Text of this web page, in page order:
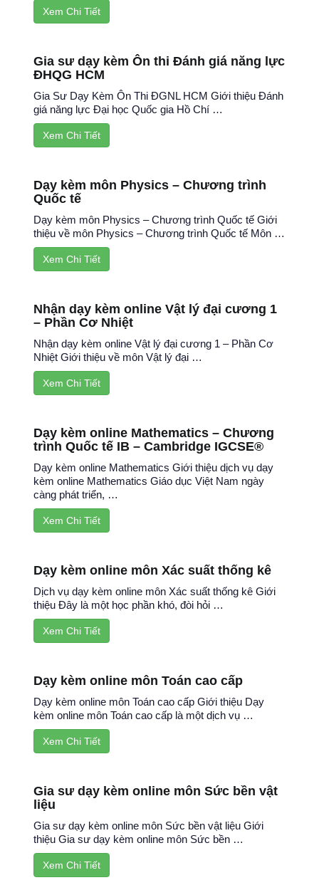
Xem Chi Tiết
Gia sư dạy kèm Ôn thi Đánh giá năng lực
ĐHQG HCM
Gia Sư Dạy Kèm Ôn Thi ĐGNL HCM Giới thiệu Đánh
giá năng lực Đại học Quốc gia Hồ Chí …
Xem Chi Tiết
Dạy kèm môn Physics – Chương trình
Quốc tế
Dạy kèm môn Physics – Chương trình Quốc tế Giới
thiệu về môn Physics – Chương trình Quốc tế Môn …
Xem Chi Tiết
Nhận dạy kèm online Vật lý đại cương 1
– Phần Cơ Nhiệt
Nhận dạy kèm online Vật lý đại cương 1 – Phần Cơ
Nhiệt Giới thiệu về môn Vật lý đại …
Xem Chi Tiết
Dạy kèm online Mathematics – Chương
trình Quốc tế IB – Cambridge IGCSE®
Dạy kèm online Mathematics Giới thiệu dịch vụ dạy
kèm online Mathematics Giáo dục Việt Nam ngày
càng phát triển, …
Xem Chi Tiết
Dạy kèm online môn Xác suất thống kê
Dịch vụ dạy kèm online môn Xác suất thống kê Giới
thiệu Đây là một học phần khó, đòi hỏi …
Xem Chi Tiết
Dạy kèm online môn Toán cao cấp
Dạy kèm online môn Toán cao cấp Giới thiệu Dạy
kèm online môn Toán cao cấp là một dịch vụ …
Xem Chi Tiết
Gia sư dạy kèm online môn Sức bền vật
liệu
Gia sư dạy kèm online môn Sức bền vật liệu Giới
thiệu Gia sư dạy kèm online môn Sức bền …
Xem Chi Tiết